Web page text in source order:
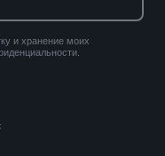
и хранение моих